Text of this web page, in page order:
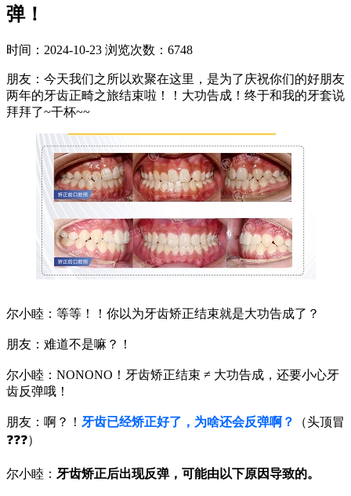
弹！
时间：2024-10-23 浏览次数：6748
朋友：今天我们之所以欢聚在这里，是为了庆祝你们的好朋友
两年的牙齿正畸之旅结束啦！！大功告成！终于和我的牙套说
拜拜了~干杯~~
尔小睦：等等！！你以为牙齿矫正结束就是大功告成了？
朋友：难道不是嘛？！
尔小睦：NONONO！牙齿矫正结束 ≠ 大功告成，还要小心牙
齿反弹哦！
朋友：啊？！ 牙齿已经矫正好了，为啥还会反弹啊？
（头顶冒
❓❓❓）
尔小睦： 牙齿矫正后出现反弹，可能由以下原因导致的。